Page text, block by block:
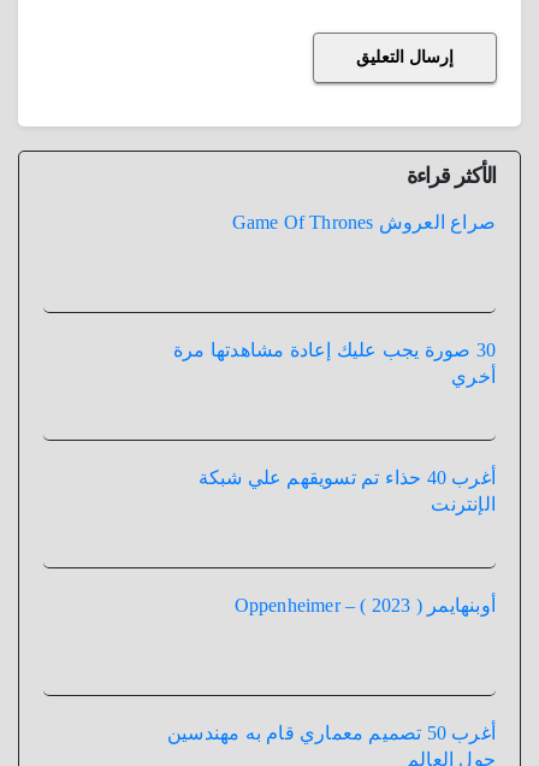
الأكثر قراءة
صراع العروش Game Of Thrones
30 صورة يجب عليك إعادة مشاهدتها مرة
أخري
أغرب 40 حذاء تم تسويقهم علي شبكة
الإنترنت
أوبنهايمر ( 2023 ) – Oppenheimer
أغرب 50 تصميم معماري قام به مهندسين
حول العالم